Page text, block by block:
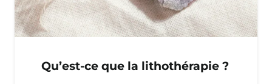
Qu’est-ce que la lithothérapie ?